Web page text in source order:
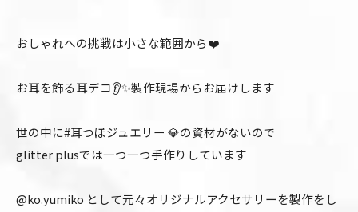
おしゃれへの挑戦は小さな範囲から❤️
お耳を飾る耳デコ👂✨製作現場からお届けします
世の中に#耳つぼジュエリー 💎の資材がないので
glitter plusでは一つ一つ手作りしています
@ko.yumiko として元々オリジナルアクセサリーを製作をし